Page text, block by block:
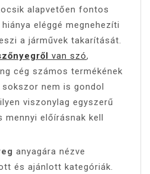
alapvetően fontos
eléggé megnehezíti
a járművek takarítását.
van szó,
cég számos termékének
nem is gondol
viszonylag egyszerű
mennyi előírásnak kell
anyagára nézve
és ajánlott kategóriák.